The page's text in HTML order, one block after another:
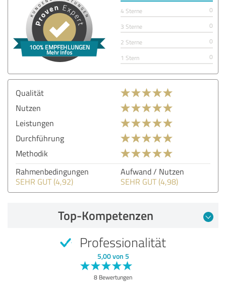
4 Sterne
0
3 Sterne
0
2 Sterne
0
1 Stern
0
Qualität
Nutzen
Leistungen
Durchführung
Methodik
Rahmenbedingungen
SEHR GUT (4,92)
Aufwand / Nutzen
SEHR GUT (4,98)
Top-Kompetenzen
Professionalität
5,00 von 5
8 Bewertungen